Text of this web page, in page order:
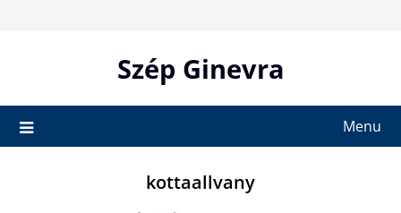
Szép Ginevra
Menu
kottaallvany